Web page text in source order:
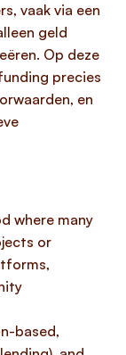
vaak via een
geld
Op deze
precies
en
where many
or
based,